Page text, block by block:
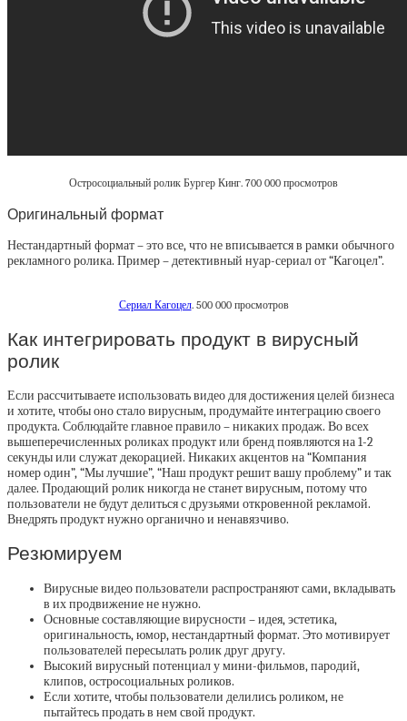
Остросоциальный ролик Бургер Кинг. 700 000 просмотров
Оригинальный формат
Нестандартный формат – это все, что не вписывается в рамки обычного
рекламного ролика. Пример – детективный нуар-сериал от “Кагоцел”.
Сериал Кагоцел. 500 000 просмотров
Как интегрировать продукт в вирусный
ролик
Если рассчитываете использовать видео для достижения целей бизнеса
и хотите, чтобы оно стало вирусным, продумайте интеграцию своего
продукта. Соблюдайте главное правило – никаких продаж. Во всех
вышеперечисленных роликах продукт или бренд появляются на 1-2
секунды или служат декорацией. Никаких акцентов на “Компания
номер один”, “Мы лучшие”, “Наш продукт решит вашу проблему” и так
далее. Продающий ролик никогда не станет вирусным, потому что
пользователи не будут делиться с друзьями откровенной рекламой.
Внедрять продукт нужно органично и ненавязчиво.
Резюмируем
Вирусные видео пользователи распространяют сами, вкладывать
в их продвижение не нужно.
Основные составляющие вирусности – идея, эстетика,
оригинальность, юмор, нестандартный формат. Это мотивирует
пользователей пересылать ролик друг другу.
Высокий вирусный потенциал у мини-фильмов, пародий,
клипов, остросоциальных роликов.
Если хотите, чтобы пользователи делились роликом, не
пытайтесь продать в нем свой продукт.